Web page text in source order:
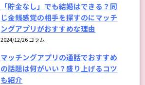
「貯金なし」でも結婚はできる？同
じ金銭感覚の相手を探すのにマッチ
ングアプリがおすすめな理由
2024/12/26 コラム
マッチングアプリの通話でおすすめ
の話題は何がいい？盛り上げるコツ
も紹介